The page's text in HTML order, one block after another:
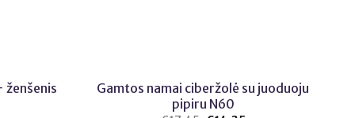
ženšenis
Gamtos namai ciberžolė su juoduoju
pipiru N60